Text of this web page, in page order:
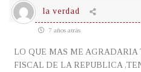
la verdad
7 años atrás
LO QUE MAS ME AGRADARIA
FISCAL DE LA REPUBLICA